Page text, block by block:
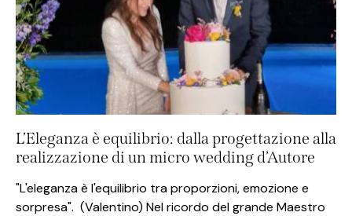
L’Eleganza è equilibrio: dalla progettazione alla
realizzazione di un micro wedding d’Autore
"L'eleganza è l'equilibrio tra proporzioni, emozione e
sorpresa". (Valentino) Nel ricordo del grande Maestro